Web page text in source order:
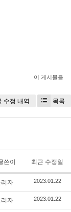
이 게시물을
수정 내역 목록
쓴이 최근 수정일
자 2023.01.22
자 2023.01.22